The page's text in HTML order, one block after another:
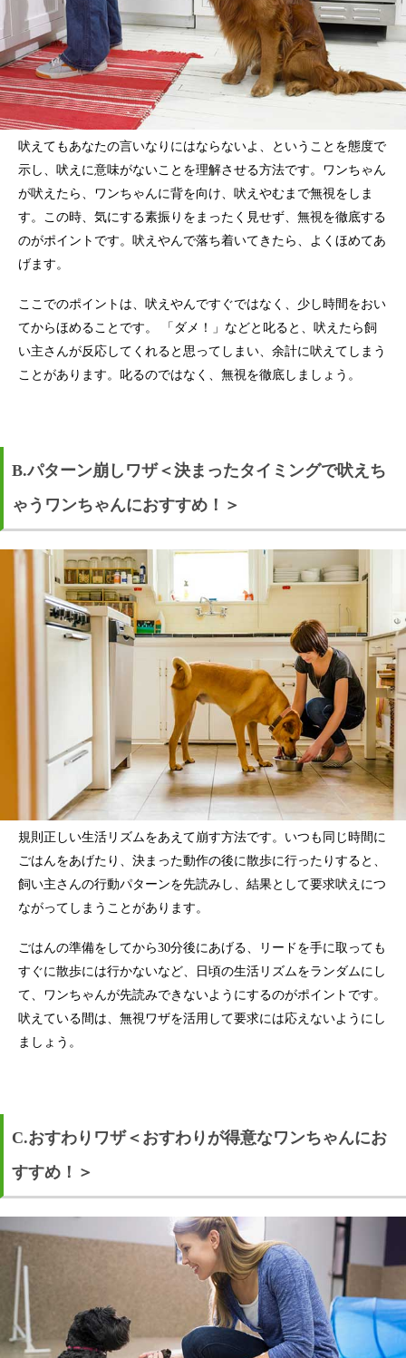
吠えてもあなたの言いなりにはならないよ、ということを態度で
示し、吠えに意味がないことを理解させる方法です。ワンちゃん
が吠えたら、ワンちゃんに背を向け、吠えやむまで無視をしま
す。この時、気にする素振りをまったく見せず、無視を徹底する
のがポイントです。吠えやんで落ち着いてきたら、よくほめてあ
げます。
ここでのポイントは、吠えやんですぐではなく、少し時間をおい
てからほめることです。 「ダメ！」などと叱ると、吠えたら飼
い主さんが反応してくれると思ってしまい、余計に吠えてしまう
ことがあります。叱るのではなく、無視を徹底しましょう。
B.パターン崩しワザ＜決まったタイミングで吠えち
ゃうワンちゃんにおすすめ！＞
規則正しい生活リズムをあえて崩す方法です。いつも同じ時間に
ごはんをあげたり、決まった動作の後に散歩に行ったりすると、
飼い主さんの行動パターンを先読みし、結果として要求吠えにつ
ながってしまうことがあります。
ごはんの準備をしてから30分後にあげる、リードを手に取っても
すぐに散歩には行かないなど、日頃の生活リズムをランダムにし
て、ワンちゃんが先読みできないようにするのがポイントです。
吠えている間は、無視ワザを活用して要求には応えないようにし
ましょう。
C.おすわりワザ＜おすわりが得意なワンちゃんにお
すすめ！＞